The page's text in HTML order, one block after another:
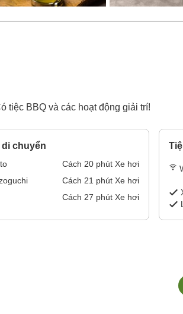
tiệc BBQ và các hoạt động giải trí!
chuyển
Cách 20phút Xe hơi
Cách 21 phút Xe hơi
Cách 27 phút Xe hơi